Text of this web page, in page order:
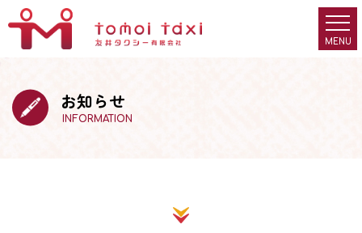
お知らせ
INFORMATION